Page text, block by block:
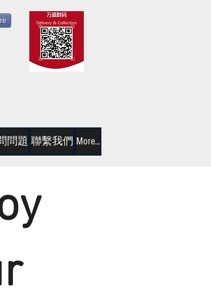
問題 聯繫我們 More...